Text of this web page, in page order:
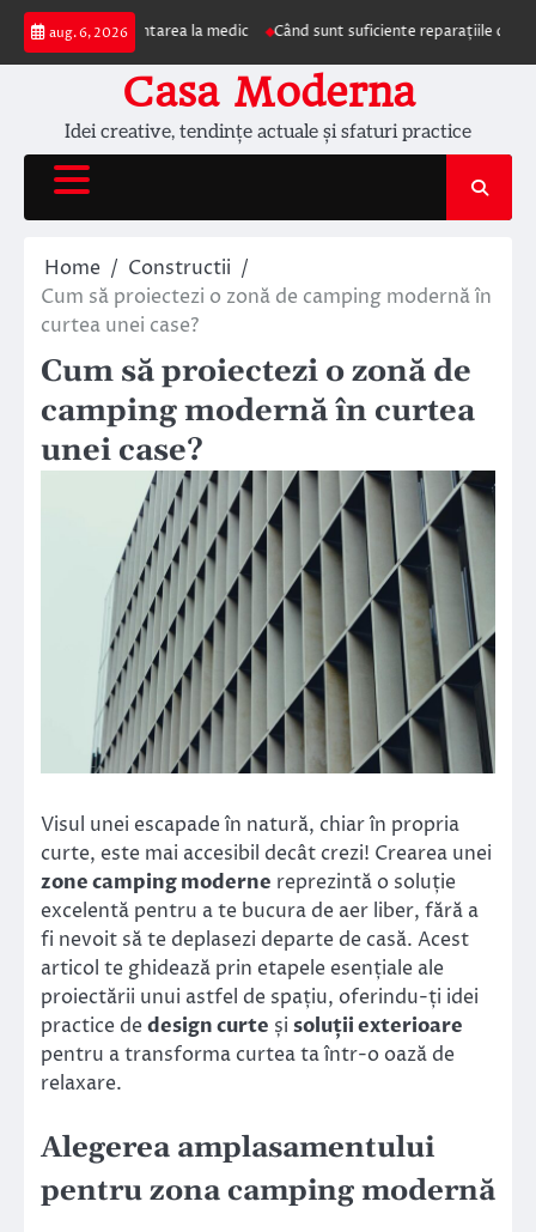
Skip
content
aug. 6, 2026
prezentarea la medic Când sunt suficiente reparațiile de acoperiș
Casa Moderna
Idei creative, tendințe actuale și sfaturi practice
Home
Constructii
Cum să proiectezi o zonă de camping modernă în
curtea unei case?
Cum să proiectezi o zonă de
camping modernă în curtea
unei case?
Visul unei escapade în natură, chiar în propria
curte, este mai accesibil decât crezi! Crearea unei
zone camping moderne reprezintă o soluție
excelentă pentru a te bucura de aer liber, fără a
fi nevoit să te deplasezi departe de casă. Acest
articol te ghidează prin etapele esențiale ale
proiectării unui astfel de spațiu, oferindu-ți idei
practice dedesign curte și soluții exterioare
pentru a transforma curtea ta într-o oază de
relaxare.
Alegerea amplasamentului
pentru zona camping modernă